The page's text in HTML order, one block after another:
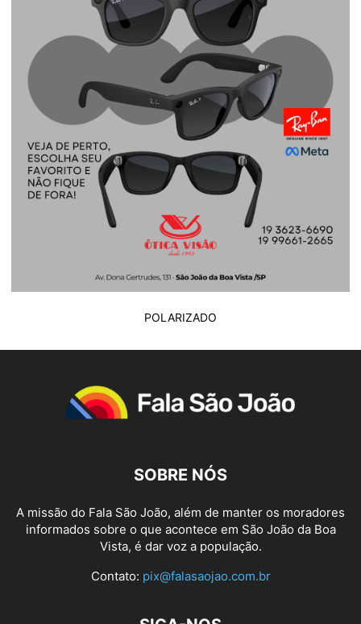
POLARIZADO
SOBRE NÓS
A missão do Fala São João, além de manter os moradores
informados sobre o que acontece em São João da Boa
Vista, é dar voz a população.
Contato: pix@falasaojao.com.br